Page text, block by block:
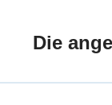
Die